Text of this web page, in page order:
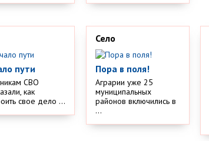
пути
СВО
как
свое дело ...
Село
Пора в поля!
Аграрии уже 25
муниципальных
районов включились в
...